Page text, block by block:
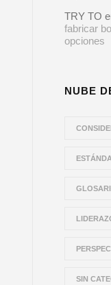
TRY TO
fabricar
opciones
NUBE
SIN